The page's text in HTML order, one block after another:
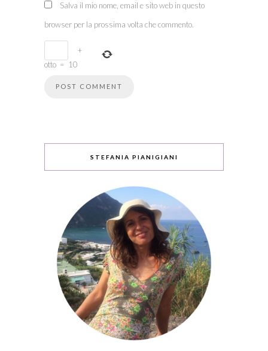
Salva il mio nome, email e sito web in questo
browser per la prossima volta che commento.
+
otto = 10
STEFANIA PIANIGIANI